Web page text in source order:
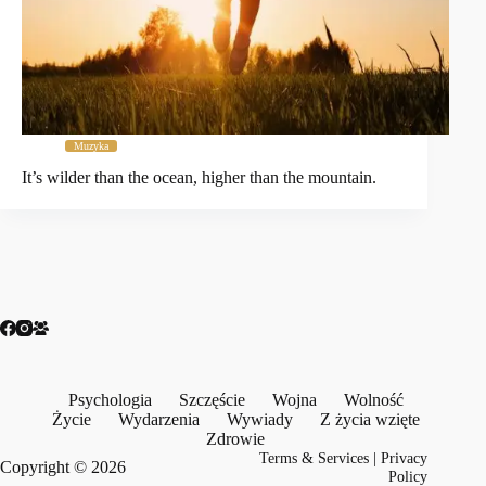
Muzyka
It’s wilder than the ocean, higher than the mountain.
Psychologia Szczęście Wojna
Wolność
Życie
Wydarzenia Wywiady
Z życia wzięte
Zdrowie
Copyright © 2026
Terms & Services |Privacy
Policy